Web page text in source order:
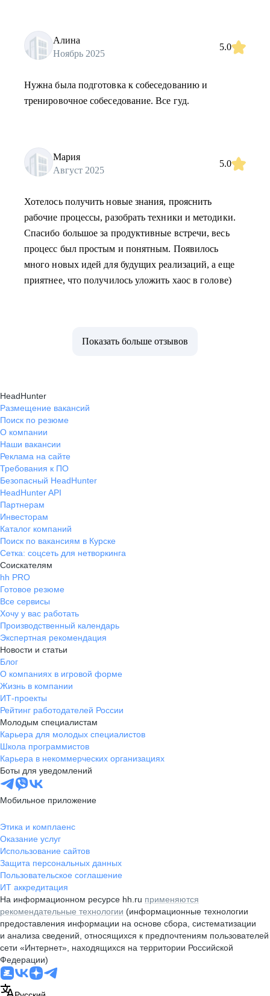
Алина
Ноябрь 2025
5.0
Нужна была подготовка к собеседованию и
тренировочное собеседование. Все гуд.
Мария
Август 2025
5.0
Хотелось получить новые знания, прояснить
рабочие процессы, разобрать техники и методики.
Спасибо большое за продуктивные встречи, весь
процесс был простым и понятным. Появилось
много новых идей для будущих реализаций, а еще
приятнее, что получилось уложить хаос в голове)
Показать больше отзывов
HeadHunter
Размещение вакансий
Поиск по резюме
О компании
Наши вакансии
Реклама на сайте
Требования к ПО
Безопасный HeadHunter
HeadHunter API
Партнерам
Инвесторам
Каталог компаний
Поиск по вакансиям в Курске
Сетка: соцсеть для нетворкинга
Соискателям
hh PRO
Готовое резюме
Все сервисы
Хочу у вас работать
Производственный календарь
Экспертная рекомендация
Новости и статьи
Блог
О компаниях в игровой форме
Жизнь в компании
ИТ-проекты
Рейтинг работодателей России
Молодым специалистам
Карьера для молодых специалистов
Школа программистов
Карьера в некоммерческих организациях
Боты для уведомлений
Мобильное приложение
Этика и комплаенс
Оказание услуг
Использование сайтов
Защита персональных данных
Пользовательское соглашение
ИТ аккредитация
На информационном ресурсе hh.ru применяются
рекомендательные технологии (информационные технологии
предоставления информации на основе сбора, систематизации
и анализа сведений, относящихся к предпочтениям пользователей
сети «Интернет», находящихся на территории Российской
Федерации)